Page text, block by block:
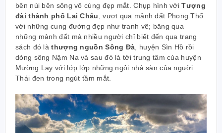
bên núi bên sông vô cùng đẹp mắt. Chụp hình vớiTượng
đài thành phố Lai Châu
, vượt qua mảnh đất Phong Thổ
với những cung đường đẹp như tranh vẽ; băng qua
những mảnh đất mà nhiều người chỉ biết đến qua trang
sách đó làthượng nguồn Sông Đà , huyện Sìn Hồ rồi
dòng sông Nậm Na và sau đó là tới trung tâm của huyện
Mường Lay với lớp lớp những ngôi nhà sàn của người
Thái đen trong ngút tầm mắt.